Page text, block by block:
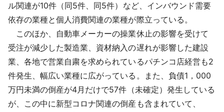
ル関連が10件（同5件、同5件）など、インバウンド需要
依存の業種と個人消費関連の業種が際立っている。
このほか、自動車メーカーの操業休止の影響を受けて
受注が減少した製造業、資材納入の遅れが影響した建設
業、各地で営業自粛を求められているパチンコ店経営も2
件発生、幅広い業種に広がっている。また、負債1，000
万円未満の倒産が4月だけで57件（未確定）発生している
が、この中に新型コロナ関連の倒産も含まれていて、